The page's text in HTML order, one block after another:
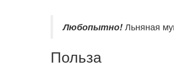
Любопытно!Льняная
Польза